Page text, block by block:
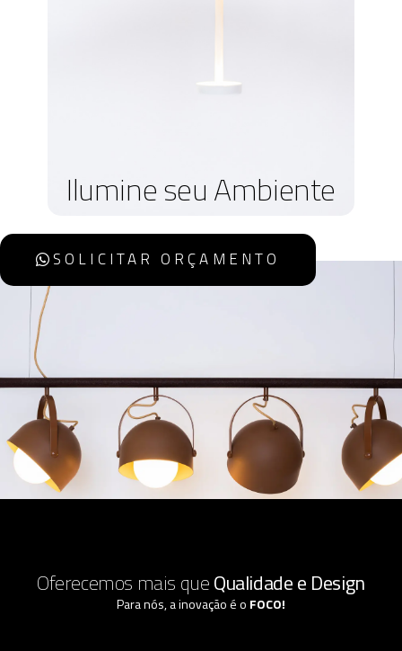
Ilumine seu Ambiente
SOLICITAR ORÇAMENTO
Oferecemos mais queQualidade e Design
Para nós, a inovação é o FOCO!